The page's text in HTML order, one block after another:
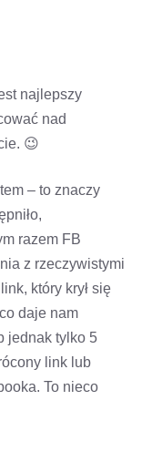
najlepszy
nad
😉
– to znaczy
razem FB
z rzeczywistymi
który krył się
daje nam
jednak tylko 5
link lub
To nieco